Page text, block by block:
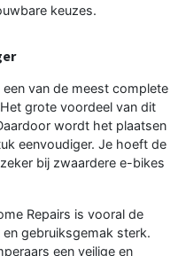
keuzes.
van de meest complete
grote voordeel van dit
wordt het plaatsen
eenvoudiger. Je hoeft de
bij zwaardere e-bikes
Repairs is vooral de
gebruiksgemak sterk.
een veilige en